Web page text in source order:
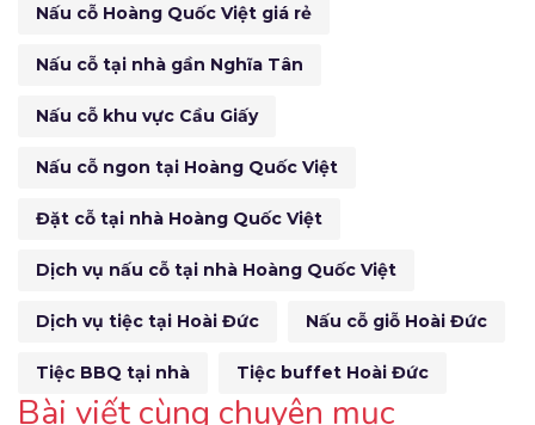
Nấu cỗ Hoàng Quốc Việt giá rẻ
Nấu cỗ tại nhà gần Nghĩa Tân
Nấu cỗ khu vực Cầu Giấy
Nấu cỗ ngon tại Hoàng Quốc Việt
Đặt cỗ tại nhà Hoàng Quốc Việt
Dịch vụ nấu cỗ tại nhà Hoàng Quốc Việt
Dịch vụ tiệc tại Hoài Đức Nấu cỗ giỗ Hoài Đức
Tiệc BBQ tại nhà Tiệc buffet Hoài Đức
Bài viết cùng chuyên mục